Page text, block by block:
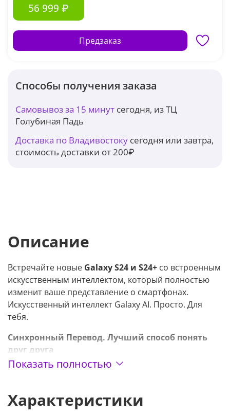
56 999 ₽
Предзаказ
Способы получения заказа
Самовывоз за 15 минут сегодня, из ТЦ
Голубиная Падь
Доставка по Владивостоку сегодня или завтра,
стоимость доставки от 200₽
Описание
Встречайте новые Galaxy S24 и S24+ со встроенным
искусственным интеллектом, который полностью
изменит ваше представление о смартфонах.
Искусственный интеллект Galaxy AI. Просто. Для
тебя.
Синхронный Перевод. Лучший способ понять
друг друга
Просто позвоните тому, кто говорит на другом
вам понять друг друга. Теперь вы можете говорить
на других языках, не изучая их. И переписываться
Показать полностью
Характеристики